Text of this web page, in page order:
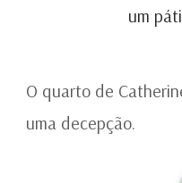
um
O quarto de
uma decepção.